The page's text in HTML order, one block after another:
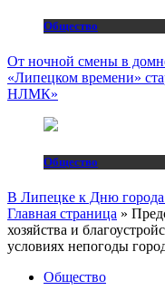
Общество
От ночной смены в
«Липецком времени»
НЛМК»
Общество
В Липецке к Дню города
Главная страница »
хозяйства и
условиях непогоды
Общество